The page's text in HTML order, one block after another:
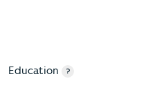
Education ?